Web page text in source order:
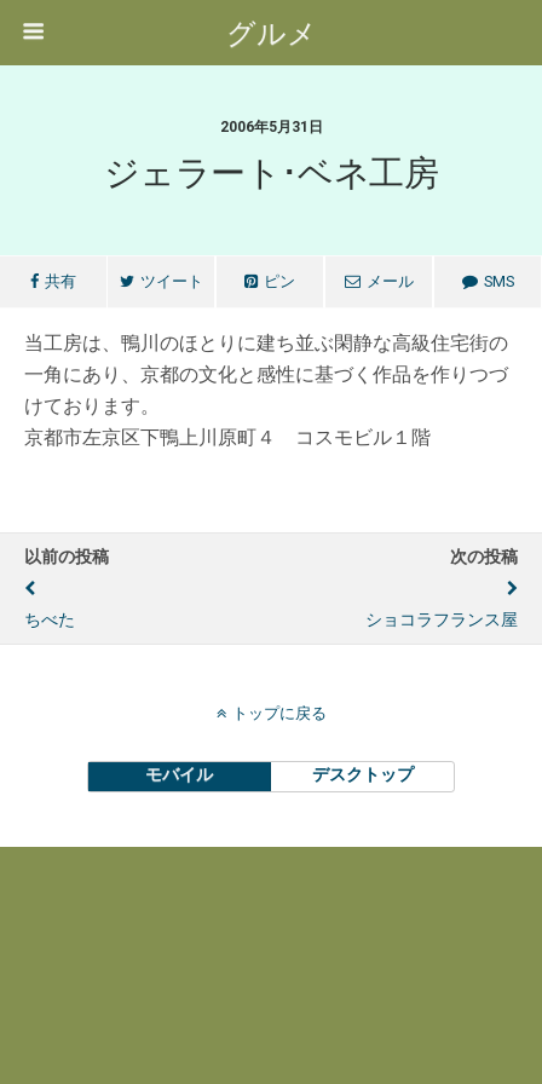
グルメ
2006年5月31日
ジェラート･ベネ工房
共有 ツイート ピン メール SMS
当工房は、鴨川のほとりに建ち並ぶ閑静な高級住宅街の
一角にあり、京都の文化と感性に基づく作品を作りつづ
けております。
京都市左京区下鴨上川原町４ コスモビル１階
以前の投稿
ちべた
次の投稿
ショコラフランス屋
トップに戻る
モバイル デスクトップ